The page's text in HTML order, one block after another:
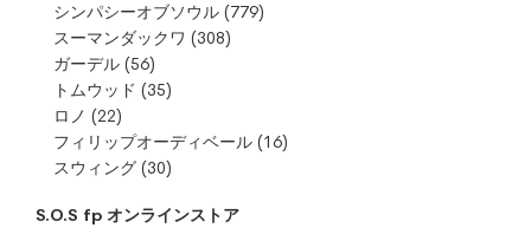
シンパシーオブソウル (779)
スーマンダックワ (308)
ガーデル (56)
トムウッド (35)
ロノ (22)
フィリップオーディベール (16)
スウィング (30)
S.O.S fp オンラインストア